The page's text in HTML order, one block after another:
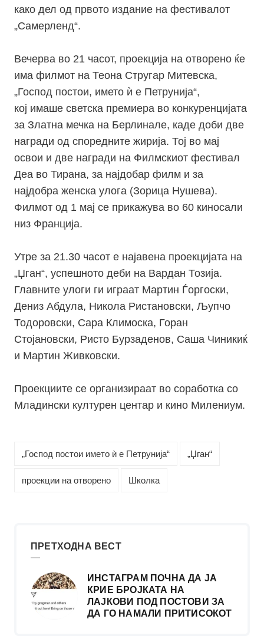
како дел од првото издание на фестивалот
„Самерленд“.
Вечерва во 21 часот, проекција на отворено ќе
има филмот на Теона Стругар Митевска,
„Господ постои, името ѝ е Петрунија“,
кој имаше светска премиера во конкуренцијата
за Златна мечка на Берлинале, каде доби две
награди од споредните жирија. Тој во мај
освои и две награди на Филмскиот фестивал
Деа во Тирана, за најдобар филм и за
најдобра женска улога (Зорица Нушева).
Филмот од 1 мај се прикажува во 60 киносали
низ Франција.
Утре за 21.30 часот е најавена проекцијата на
„Џган“, успешното деби на Вардан Тозија.
Главните улоги ги играат Мартин Ѓоргоски,
Дениз Абдула, Никола Ристановски, Љупчо
Тодоровски, Сара Климоска, Горан
Стојановски, Ристо Бурзаденов, Саша Чиникиќ
и Мартин Живковски.
Проекциите се организираат во соработка со
Младински културен центар и кино Милениум.
„Господ постои името ѝ е Петрунија“ „Џган“
проекции на отворено Школка
ПРЕТХОДНА ВЕСТ
ИНСТАГРАМ ПОЧНА ДА ЈА
КРИЕ БРОЈКАТА НА
ЛАЈКОВИ ПОД ПОСТОВИ ЗА
ДА ГО НАМАЛИ ПРИТИСОКОТ